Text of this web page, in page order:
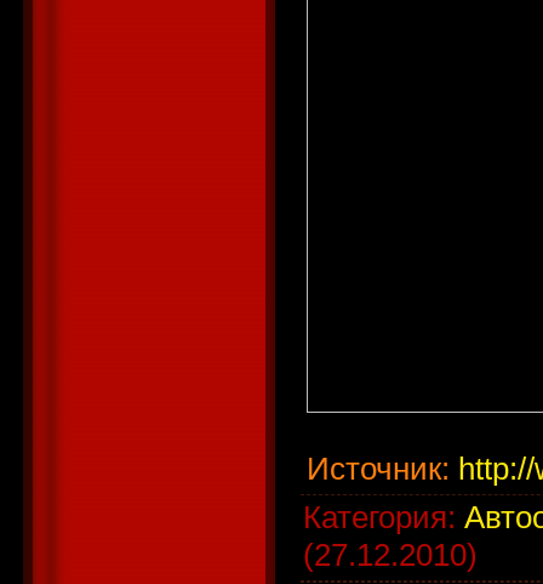
Источник:
Категория:
(27.12.2010)